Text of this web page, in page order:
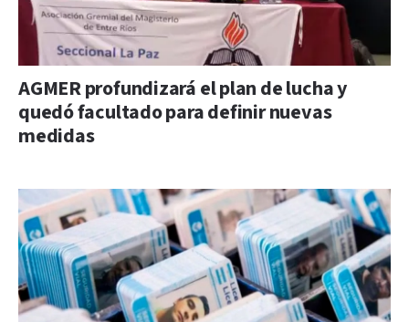
AGMER profundizará el plan de lucha y
quedó facultado para definir nuevas
medidas